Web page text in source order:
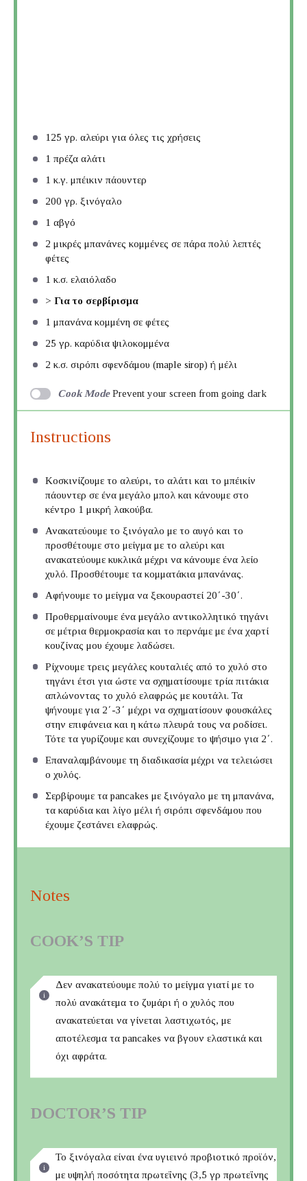
125 γρ. αλεύρι για όλες τις χρήσεις
1 πρέζα αλάτι
1 κ.γ. μπέικιν πάουντερ
200 γρ. ξινόγαλο
1 αβγό
2 μικρές μπανάνες κομμένες σε πάρα πολύ λεπτές
φέτες
1 κ.σ. ελαιόλαδο
> Για το σερβίρισμα
1 μπανάνα κομμένη σε φέτες
25 γρ. καρύδια ψιλοκομμένα
2 κ.σ. σιρόπι σφενδάμου (maple sirop) ή μέλι
Cook Mode Prevent your screen from going dark
Instructions
Κοσκινίζουμε το αλεύρι, το αλάτι και το μπέικίν
πάουντερ σε ένα μεγάλο μπολ και κάνουμε στο
κέντρο 1 μικρή λακούβα.
Ανακατεύουμε το ξινόγαλο με το αυγό και το
προσθέτουμε στο μείγμα με το αλεύρι και
ανακατεύουμε κυκλικά μέχρι να κάνουμε ένα λείο
χυλό. Προσθέτουμε τα κομματάκια μπανάνας.
Αφήνουμε το μείγμα να ξεκουραστεί 20΄-30΄.
Προθερμαίνουμε ένα μεγάλο αντικολλητικό τηγάνι
σε μέτρια θερμοκρασία και το περνάμε με ένα χαρτί
κουζίνας μου έχουμε λαδώσει.
Ρίχνουμε τρεις μεγάλες κουταλιές από το χυλό στο
τηγάνι έτσι για ώστε να σχηματίσουμε τρία πιτάκια
απλώνοντας το χυλό ελαφρώς με κουτάλι. Τα
ψήνουμε για 2΄-3΄ μέχρι να σχηματίσουν φουσκάλες
στην επιφάνεια και η κάτω πλευρά τους να ροδίσει.
Τότε τα γυρίζουμε και συνεχίζουμε το ψήσιμο για 2΄.
Επαναλαμβάνουμε τη διαδικασία μέχρι να τελειώσει
ο χυλός.
Σερβίρουμε τα pancakes με ξινόγαλο με τη μπανάνα,
τα καρύδια και λίγο μέλι ή σιρόπι σφενδάμου που
έχουμε ζεστάνει ελαφρώς.
Notes
COOK’S TIP
Δεν ανακατεύουμε πολύ το μείγμα γιατί με το
πολύ ανακάτεμα το ζυμάρι ή ο χυλός που
ανακατεύεται να γίνεται λαστιχωτός, με
αποτέλεσμα τα pancakes να βγουν ελαστικά και
όχι αφράτα.
DOCTOR’S TIP
Το ξινόγαλα είναι ένα υγιεινό προβιοτικό προϊόν,
με υψηλή ποσότητα πρωτεΐνης (3,5 γρ πρωτεΐνης